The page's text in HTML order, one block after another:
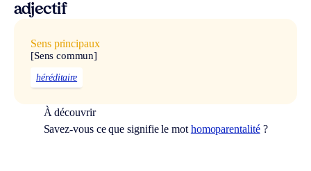
adjectif
Sens principaux
[Sens commun]
héréditaire
À découvrir
Savez-vous ce que signifie le mot homoparentalité?